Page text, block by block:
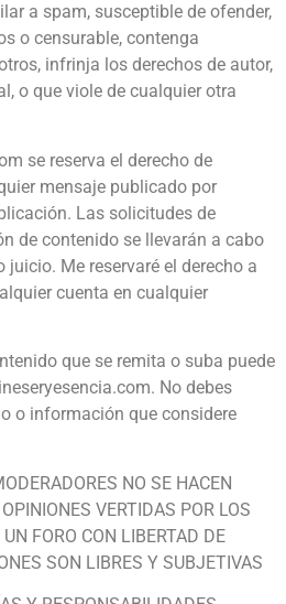
a spam, susceptible de ofender,
o censurable, contenga
infrinja los derechos de autor,
o que viole de cualquier otra
se reserva el derecho de
mensaje publicado por
Las solicitudes de
de contenido se llevarán a cabo
Me reservaré el derecho a
cuenta en cualquier
que se remita o suba puede
No debes
o información que considere
NO SE HACEN
VERTIDAS POR LOS
FORO CON LIBERTAD DE
SON LIBRES Y SUBJETIVAS